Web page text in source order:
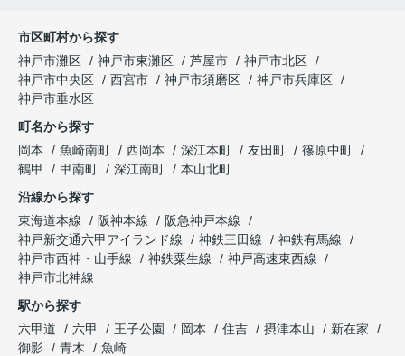
市区町村から探す
神戸市灘区
神戸市東灘区 芦屋市
神戸市北区
神戸市中央区
西宮市 神戸市須磨区
神戸市兵庫区
神戸市垂水区
町名から探す
岡本
魚崎南町 西岡本 深江本町 友田町
篠原中町
鶴甲
甲南町 深江南町
本山北町
沿線から探す
東海道本線
阪神本線
阪急神戸本線
神戸新交通六甲アイランド線
神鉄三田線
神鉄有馬線
神戸市西神・山手線
神鉄粟生線
神戸高速東西線
神戸市北神線
駅から探す
六甲道
六甲 王子公園 岡本 住吉 摂津本山
新在家
御影
青木 魚崎